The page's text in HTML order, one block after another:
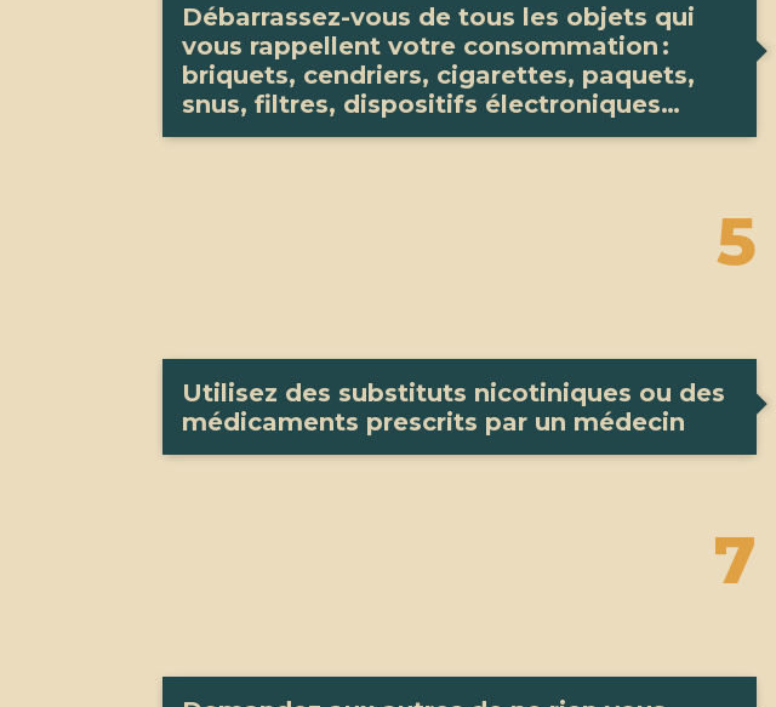
Débarrassez-vous de tous les objets qui
vous rappellent votre consommation :
briquets, cendriers, cigarettes, paquets,
snus, filtres, dispositifs électroniques…
5
Utilisez des substituts nicotiniques ou des
médicaments prescrits par un médecin
7